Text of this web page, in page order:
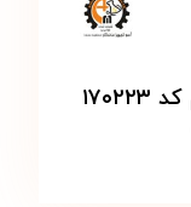
خرید محلول استاندارد لیتیوم کد ۱۷۰۲۲۳